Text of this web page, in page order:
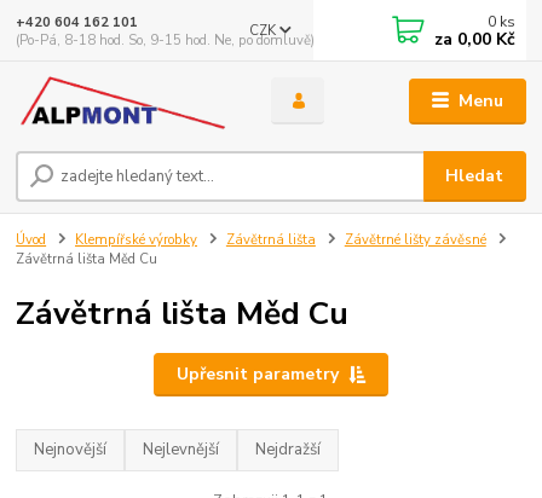
Menu
CZK
Hledat
+420 604 162 101
(Po-Pá, 8-18 hod. So, 9-15 hod. Ne, po domluvě)
0 ks
za 0,00 Kč
Úvod Klempířské výrobky Závětrná lišta
Závětrné lišty závěsné
Závětrná lišta Měd Cu
Závětrná lišta Měd Cu
Upřesnit parametry
Nejnovější Nejlevnější Nejdražší